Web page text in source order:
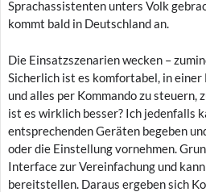
Sprachassistenten unters Volk
kommt bald in Deutschland an.
Die Einsatzszenarien wecken –
Sicherlich ist es komfortabel, in einer
und alles per Kommando zu steuern,
ist es wirklich besser? Ich jedenfalls
entsprechenden Geräten begeben
oder die Einstellung vornehmen.
Interface zur Vereinfachung und
bereitstellen. Daraus ergeben sich